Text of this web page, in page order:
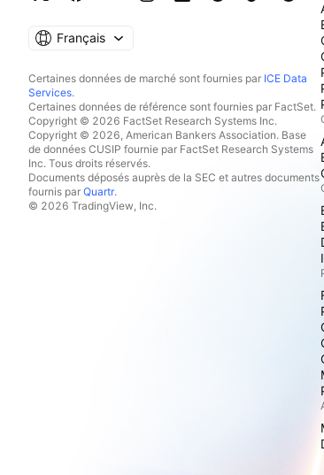
Français
Certaines données de marché sont fournies par ICE Data
Services.
Certaines données de référence sont fournies par FactSet.
Copyright © 2026 FactSet Research Systems Inc.
Copyright © 2026, American Bankers Association. Base
de données CUSIP fournie par FactSet Research Systems
Inc. Tous droits réservés.
Documents déposés auprès de la SEC et autres documents
fournis par Quartr.
© 2026 TradingView, Inc.